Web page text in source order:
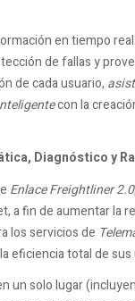
en tiempo
de fallas y
de cada usuario,
con la
Diagnóstico y
Enlace Freightliner 2.0
a fin de aumentar la
los servicios de
eficiencia total de sus
un solo lugar